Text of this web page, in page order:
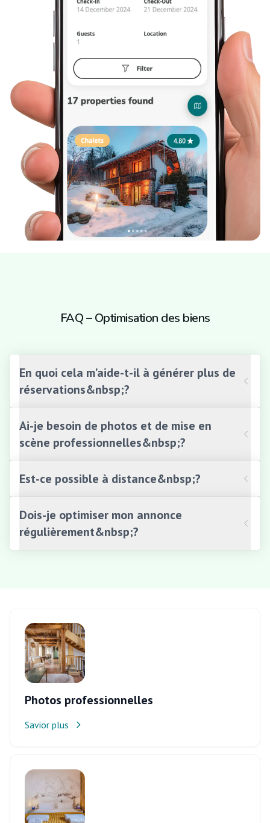
FAQ – Optimisation des biens
En quoi cela m’aide-t-il à générer plus de
réservations&nbsp;?
Ai-je besoin de photos et de mise en
scène professionnelles&nbsp;?
Est-ce possible à distance&nbsp;?
Dois-je optimiser mon annonce
régulièrement&nbsp;?
Photos professionnelles
Savior plus